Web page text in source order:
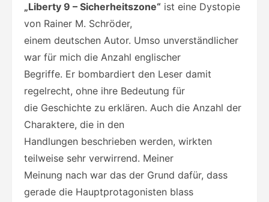
„Liberty 9 – Sicherheitszone“ ist eine Dystopie
von Rainer M. Schröder,
einem deutschen Autor. Umso unverständlicher
war für mich die Anzahl englischer
Begriffe. Er bombardiert den Leser damit
regelrecht, ohne ihre Bedeutung für
die Geschichte zu erklären. Auch die Anzahl der
Charaktere, die in den
Handlungen beschrieben werden, wirkten
teilweise sehr verwirrend. Meiner
Meinung nach war das der Grund dafür, dass
gerade die Hauptprotagonisten blass